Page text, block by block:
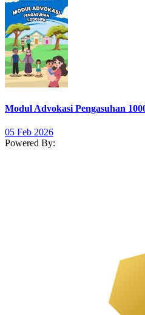
Modul Advokasi Pengasuhan
05 Feb 2026
Powered By: